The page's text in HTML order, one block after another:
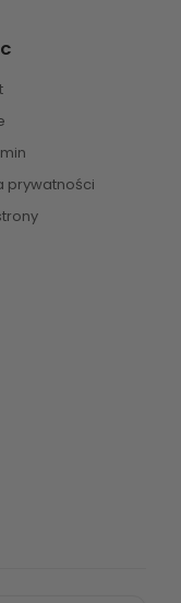
prywatności